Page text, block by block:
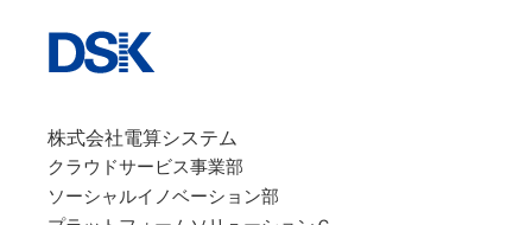
株式会社電算システム
クラウドサービス事業部
ソーシャルイノベーション部